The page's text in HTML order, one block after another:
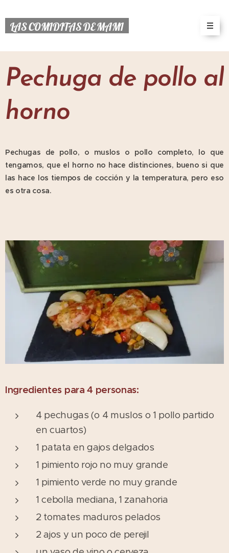
LAS COMIDITAS DE MAMI
Pechuga de pollo al
horno
Pechugas de pollo, o muslos o pollo completo, lo que
tengamos, que el horno no hace distinciones, bueno si que
las hace los tiempos de cocción y la temperatura, pero eso
es otra cosa.
Ingredientes para 4 personas:
4 pechugas (o 4 muslos o 1 pollo partido
en cuartos)
1 patata en gajos delgados
1 pimiento rojo no muy grande
1 pimiento verde no muy grande
1 cebolla mediana, 1 zanahoria
2 tomates maduros pelados
2 ajos y un poco de perejil